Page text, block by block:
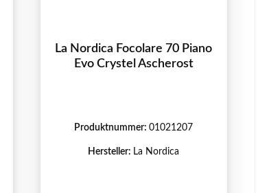
La Nordica Focolare 70 Piano
Evo Crystel Ascherost
Produktnummer:01021207
Hersteller: La Nordica